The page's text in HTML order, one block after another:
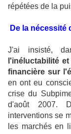
répétées de la
De la nécessité
J'ai insisté,
l'inéluctabilité
financière sur
en ont eu
crise du
d'août 2007.
interventions se
les marchés en